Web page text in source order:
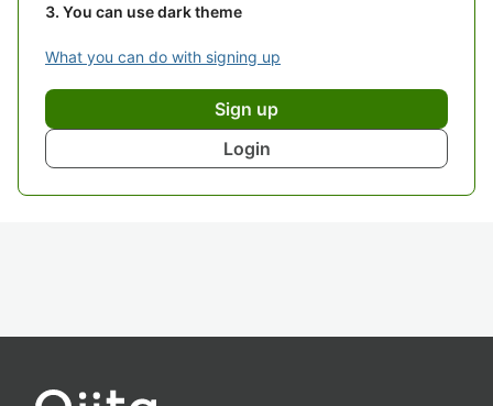
You can use dark theme
What you can do with signing up
Sign up
Login